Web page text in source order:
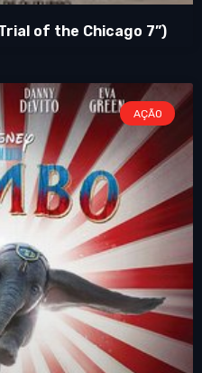
of the Chicago 7”)
AÇÃO